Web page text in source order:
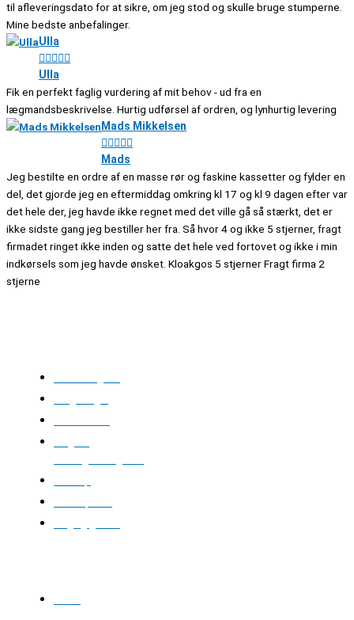
til afleveringsdato for at sikre, om jeg stod og skulle bruge stumperne.
Mine bedste anbefalinger.
Ulla

Ulla
Fik en perfekt faglig vurdering af mit behov - ud fra en
lægmandsbeskrivelse. Hurtig udførsel af ordren, og lynhurtig levering
Mads Mikkelsen

Mads
Jeg bestilte en ordre af en masse rør og faskine kassetter og fylder en
del, det gjorde jeg en eftermiddag omkring kl 17 og kl 9 dagen efter var
det hele der, jeg havde ikke regnet med det ville gå så stærkt, det er
ikke sidste gang jeg bestiller her fra. Så hvor 4 og ikke 5 stjerner, fragt
firmadet ringet ikke inden og satte det hele ved fortovet og ikke i min
indkørsels som jeg havde ønsket. Kloakgos 5 stjerner Fragt firma 2
stjerne